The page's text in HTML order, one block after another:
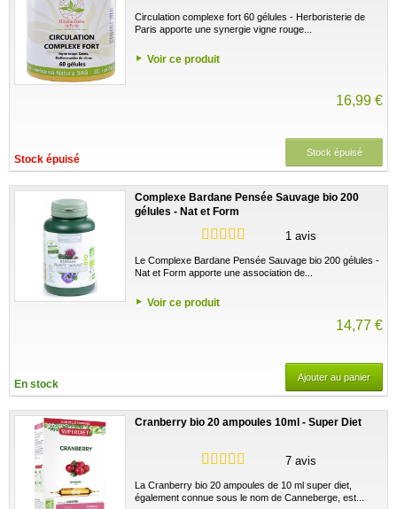
Circulation complexe fort 60 gélules - Herboristerie de
Paris apporte une synergie vigne rouge...
Voir ce produit
16,99 €
Stock épuisé
Stock épuisé
Complexe Bardane Pensée Sauvage bio 200
gélules - Nat et Form
1 avis
Le Complexe Bardane Pensée Sauvage bio 200 gélules -
Nat et Form apporte une association de...
Voir ce produit
14,77 €
En stock
Ajouter au panier
Cranberry bio 20 ampoules 10ml - Super Diet
7 avis
La Cranberry bio 20 ampoules de 10 ml super diet,
également connue sous le nom de Canneberge, est...